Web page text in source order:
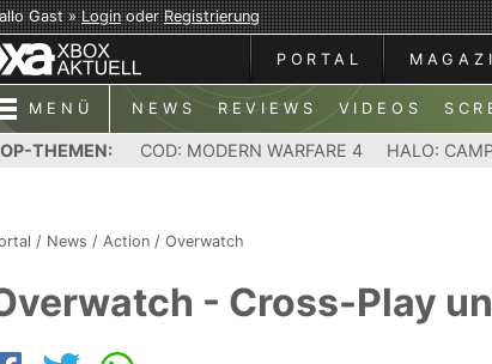
Gast »LoginoderRegistrierung
PORTAL
MENÜ NEWS REVIEWS VIDEOS
THEMEN: COD: MODERN WARFARE 4 HALO:
/ News / Action / Overwatch
- Cross-Play